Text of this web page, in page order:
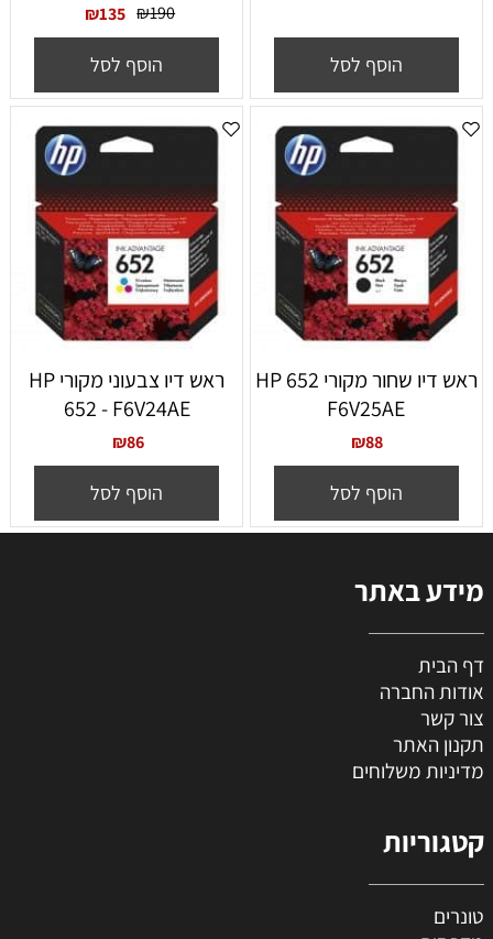
הוסף לסל
₪190
₪135
הוסף לסל
ראש דיו שחור מקורי 652 HP
F6V25AE
₪88
הוסף לסל
ראש דיו צבעוני מקורי HP
652 - F6V24AE
₪86
הוסף לסל
מידע באתר
דף הבית
אודות החברה
צור קשר
תקנון האתר
מדיניות משלוחים
קטגוריות
טונרים